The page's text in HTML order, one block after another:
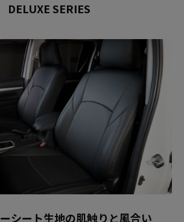
DELUXE SERIES
シート生地の肌触りと風合い